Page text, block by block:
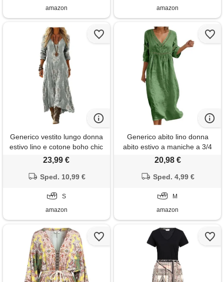
raffinato (02a, m)
amazon
amazon
Generico vestito lungo donna
estivo lino e cotone boho chic
abito maxi vintage scollo a v
per mare spiaggia vacanza
moda 2026
23,99 €
Sped. 10,99 €
S
amazon
Generico abito lino donna
abito estivo a maniche a 3/4
boho chic abiti vacanza
lungo in cotone scollo a v
unita morbido e traspiranti s-
3xl
20,98 €
Sped. 4,99 €
M
amazon